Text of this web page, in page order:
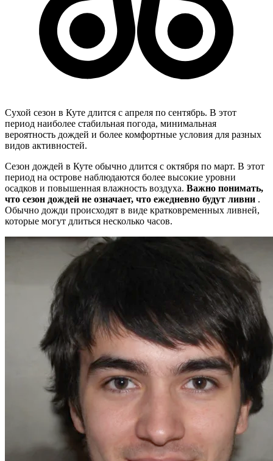
Сухой сезон в Куте длится с апреля по сентябрь. В этот
период наиболее стабильная погода, минимальная
вероятность дождей и более комфортные условия для разных
видов активностей.
Сезон дождей в Куте обычно длится с октября по март. В этот
период на острове наблюдаются более высокие уровни
осадков и повышенная влажность воздуха. Важно понимать,
что сезон дождей не означает, что ежедневно будут ливни .
Обычно дожди происходят в виде кратковременных ливней,
которые могут длиться несколько часов.